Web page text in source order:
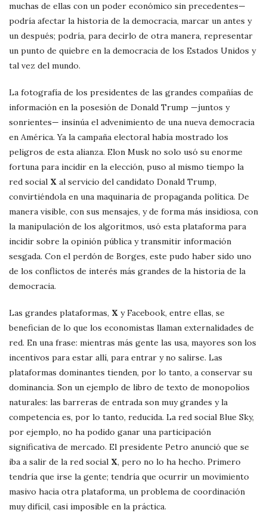
muchas de ellas con un poder económico sin precedentes—
podría afectar la historia de la democracia, marcar un antes y
un después; podría, para decirlo de otra manera, representar
un punto de quiebre en la democracia de los Estados Unidos y
tal vez del mundo.
La fotografía de los presidentes de las grandes compañías de
información en la posesión de Donald Trump —juntos y
sonrientes— insinúa el advenimiento de una nueva democracia
en América. Ya la campaña electoral había mostrado los
peligros de esta alianza. Elon Musk no solo usó su enorme
fortuna para incidir en la elección, puso al mismo tiempo la
red social X al servicio del candidato Donald Trump,
convirtiéndola en una maquinaria de propaganda política. De
manera visible, con sus mensajes, y de forma más insidiosa, con
la manipulación de los algoritmos, usó esta plataforma para
incidir sobre la opinión pública y transmitir información
sesgada. Con el perdón de Borges, este pudo haber sido uno
de los conflictos de interés más grandes de la historia de la
democracia.
Las grandes plataformas, X y Facebook, entre ellas, se
benefician de lo que los economistas llaman externalidades de
red. En una frase: mientras más gente las usa, mayores son los
incentivos para estar allí, para entrar y no salirse. Las
plataformas dominantes tienden, por lo tanto, a conservar su
dominancia. Son un ejemplo de libro de texto de monopolios
naturales: las barreras de entrada son muy grandes y la
competencia es, por lo tanto, reducida. La red social Blue Sky,
por ejemplo, no ha podido ganar una participación
significativa de mercado. El presidente Petro anunció que se
iba a salir de la red social X, pero no lo ha hecho. Primero
tendría que irse la gente; tendría que ocurrir un movimiento
masivo hacia otra plataforma, un problema de coordinación
muy difícil, casi imposible en la práctica.